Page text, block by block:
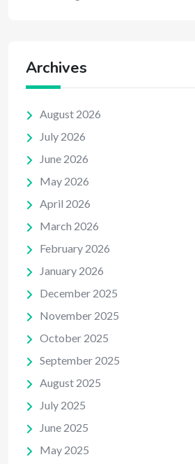
Archives
August 2026
July 2026
June 2026
May 2026
April 2026
March 2026
February 2026
January 2026
December 2025
November 2025
October 2025
September 2025
August 2025
July 2025
June 2025
May 2025